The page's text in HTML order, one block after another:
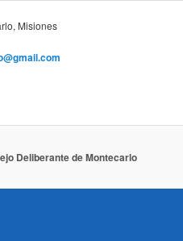
Misiones
Deliberante de Montecarlo